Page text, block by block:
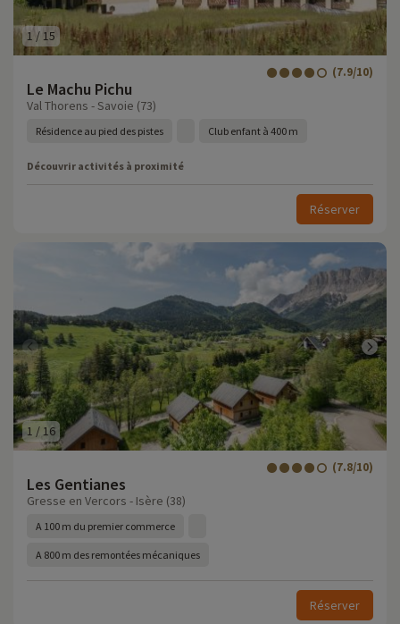
1 / 15
Le Machu Pichu
(7.9/10)
Val Thorens - Savoie (73)
Résidence au pied des pistes Club enfant à 400 m
Découvrir activités à proximité
Réserver
1 /16
Les Gentianes
(7.8/10)
Gresse en Vercors - Isère (38)
A 100 m du premier commerce
A 800 m des remontées mécaniques
Réserver